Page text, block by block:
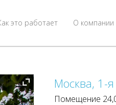
О компании
это работает
Москва, 1-
Помещение